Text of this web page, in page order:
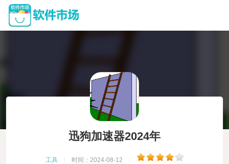
迅狗加速器2024年
工具 时间：2024-08-12